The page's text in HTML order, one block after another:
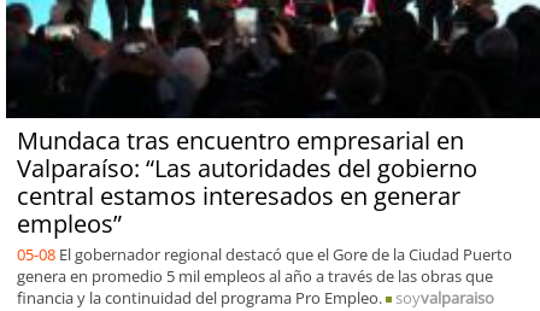
Mundaca tras encuentro empresarial en
Valparaíso: “Las autoridades del gobierno
central estamos interesados en generar
empleos”
05-08 El gobernador regional destacó que el Gore de la Ciudad Puerto
genera en promedio 5 mil empleos al año a través de las obras que
financia y la continuidad del programa Pro Empleo.
soyvalparaiso